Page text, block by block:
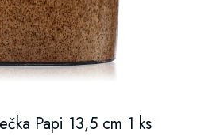
Papi 13,5 cm 1 ks